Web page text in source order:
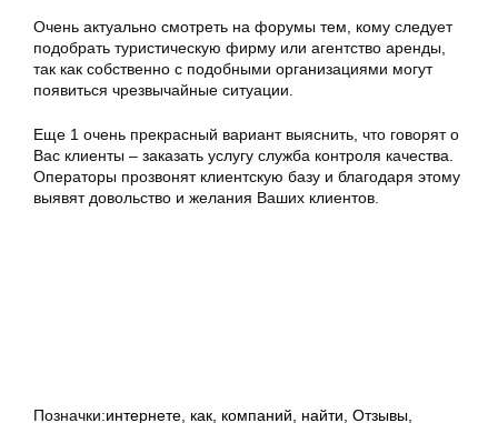
Очень актуально смотреть на форумы тем, кому следует
подобрать туристическую фирму или агентство аренды,
так как собственно с подобными организациями могут
появиться чрезвычайные ситуации.
Еще 1 очень прекрасный вариант выяснить, что говорят о
Вас клиенты – заказать услугу служба контроля качества.
Операторы прозвонят клиентскую базу и благодаря этому
выявят довольство и желания Ваших клиентов.
Позначки:интернете как компаний найти Отзывы